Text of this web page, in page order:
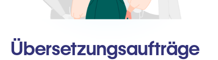
Übersetzungsaufträge